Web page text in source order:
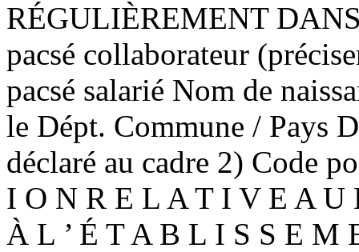
RÉGULIÈREMENT
pacsé collaborateur
pacsé salarié Nom de
le Dépt. Commune / Pays
déclaré au cadre 2) Code
I O N R E L A T I V E A U
À L ’ É T A B L I S S E M